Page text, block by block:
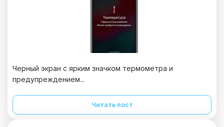
Черный экран с ярким значком термометра и
предупреждением...
Читать пост